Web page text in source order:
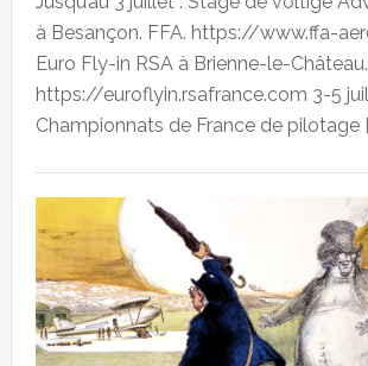
à Besançon. FFA. https://www.ffa-
Euro Fly-in RSA à Brienne-le-
https://euroflyin.rsafrance.com 3-5
Championnats de France de pilotage